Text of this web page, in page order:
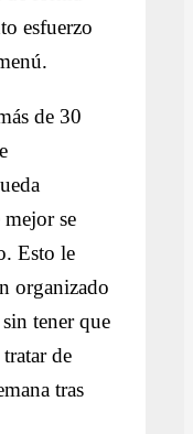
esfuerzo
de 30
se
Esto le
organizado
tener que
de
tras